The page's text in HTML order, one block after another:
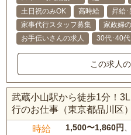
土日祝のみOK
高時給 昇給･
家事代行スタッフ募集
家政婦
お手伝いさんの求人
30代･40
この求人
武蔵小山駅から徒歩1分！
行のお仕事（東京都品川区）
時給 1,500〜1,860円